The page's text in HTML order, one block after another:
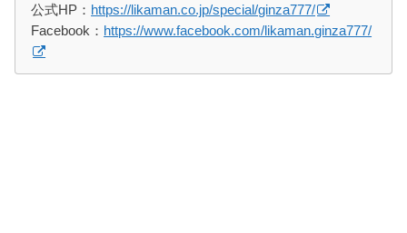
公式HP： https://likaman.co.jp/special/ginza777/
Facebook： https://www.facebook.com/likaman.ginza777/